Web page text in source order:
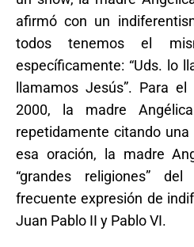
afirmó con un
todos tenemos el
específicamente: “Uds. lo
llamamos Jesús”. Para
2000, la madre
repetidamente citando
esa oración, la madre
“grandes religiones”
frecuente expresión de
Juan Pablo II y Pablo VI.